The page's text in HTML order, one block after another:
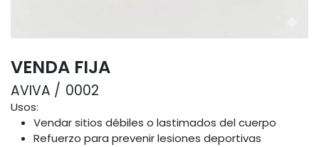
VENDA FIJA
AVIVA 0002
Usos:
Vendar sitios débiles o lastimados del cuerpo
Refuerzo para prevenir lesiones deportivas